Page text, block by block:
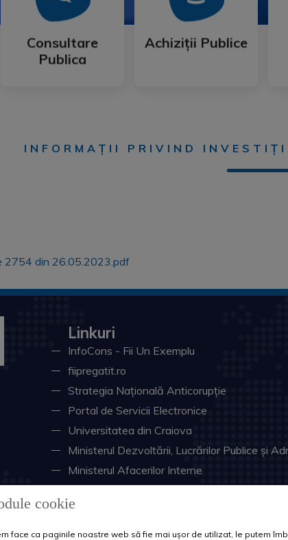
Consultare
Publica
Consultare
Publica Achiziții Publice
Achiziții Publice
INFORMAȚII PRIVIND
2754 din 26.05.2023.pdf
Linkuri
InfoCons - Fii Un Exemplu
fiipregatit.ro
Strategia Națională Anticorupție
Portal de Servicii Electronice
Universitatea din Craiova
Ministerul Dezvoltării, Lucrărilor Publice și
Ministerul Afacerilor Interne
Consiliul Judeţean Dolj
Sistemul Electronic Naţional
cookie
face ca paginile noastre web să fie mai ușor de utilizat, le putem